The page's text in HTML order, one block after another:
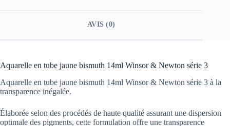
AVIS (0)
Aquarelle en tube jaune bismuth 14ml Winsor & Newton série 3
Aquarelle en tube jaune bismuth 14ml Winsor & Newton série 3 à la
transparence inégalée.
Élaborée selon des procédés de haute qualité assurant une dispersion
optimale des pigments, cette formulation offre une transparence